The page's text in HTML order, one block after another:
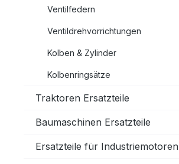
Ventilfedern
Ventildrehvorrichtungen
Kolben & Zylinder
Kolbenringsätze
Traktoren Ersatzteile
Baumaschinen Ersatzteile
Ersatzteile für Industriemotoren